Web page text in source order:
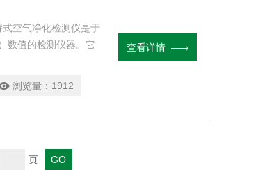
空气净化检测仪是于
数值的检测仪器。它
浏览量： 1912
查看详情
页